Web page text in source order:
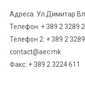
Адреса: Ул.Димитар
Телефон: + 389 2 3289
Телефон 2: + 389 2
contact@aec.mk
Факс: + 389 2 3224 611